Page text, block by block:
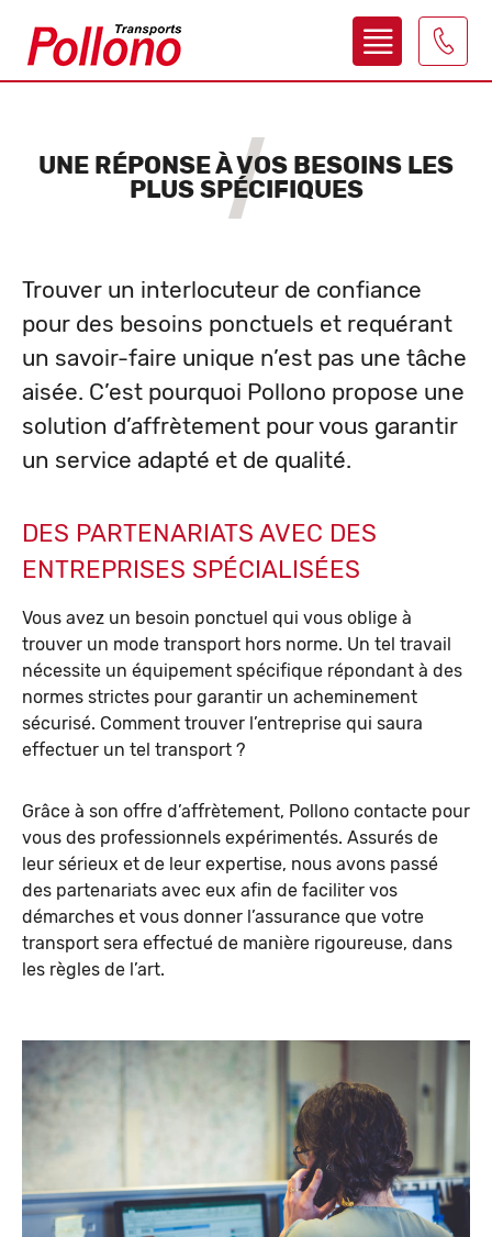
b
o
UNE RÉPONSE À VOS BESOINS LES
PLUS SPÉCIFIQUES
Trouver un interlocuteur de confiance
pour des besoins ponctuels et requérant
un savoir-faire unique n’est pas une tâche
aisée. C’est pourquoi Pollono propose une
solution d’affrètement pour vous garantir
un service adapté et de qualité.
DES PARTENARIATS AVEC DES
ENTREPRISES SPÉCIALISÉES
Vous avez un besoin ponctuel qui vous oblige à
trouver un mode transport hors norme. Un tel travail
nécessite un équipement spécifique répondant à des
normes strictes pour garantir un acheminement
sécurisé. Comment trouver l’entreprise qui saura
effectuer un tel transport ?
Grâce à son offre d’affrètement, Pollono contacte pour
vous des professionnels expérimentés. Assurés de
leur sérieux et de leur expertise, nous avons passé
des partenariats avec eux afin de faciliter vos
démarches et vous donner l’assurance que votre
transport sera effectué de manière rigoureuse, dans
les règles de l’art.